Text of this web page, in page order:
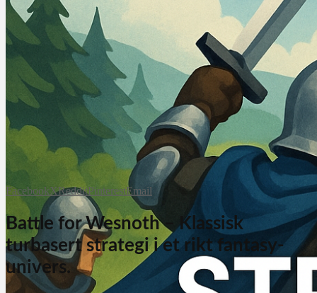
FacebookXRedditPinterestEmail
Battle for Wesnoth – Klassisk
turbasert strategi i et rikt fantasy-
univers.